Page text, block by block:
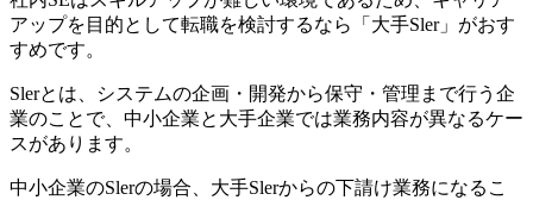
アップを目的として転職を検討するなら「大手Sler」がおす
すめです。
Slerとは、システムの企画・開発から保守・管理まで行う企
業のことで、中小企業と大手企業では業務内容が異なるケー
スがあります。
中小企業のSlerの場合、大手Slerからの下請け業務になるこ